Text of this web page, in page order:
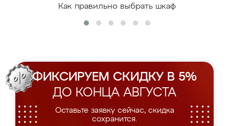
Как правильно выбрать шкаф
ФИКСИРУЕМ СКИДКУ В 5%
ДО КОНЦА АВГУСТА
Оставьте заявку сейчас, скидка
сохранится.